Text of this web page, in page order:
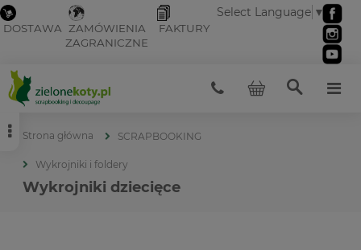
DOSTAWA ZAMÓWIENIA
ZAGRANICZNE
FAKTURY
Select Language ▼
Strona główna SCRAPBOOKING
Wykrojniki i foldery
Wykrojniki dziecięce